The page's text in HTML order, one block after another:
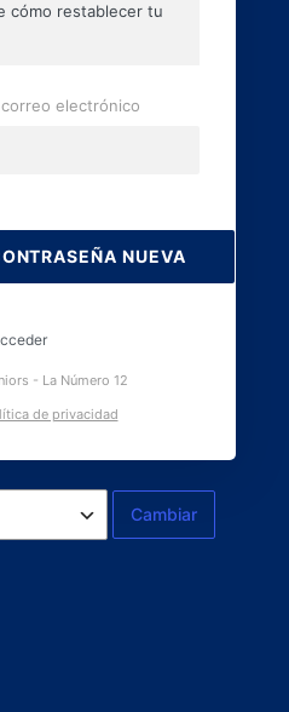
perdida
cómo restablecer tu
electrónico
- La Número 12
de privacidad